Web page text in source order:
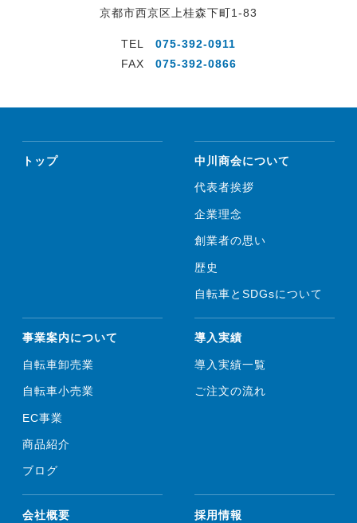
京都市西京区上桂森下町1-83
TEL
075-392-0911
FAX
075-392-0866
トップ 中川商会について
代表者挨拶
企業理念
創業者の思い
歴史
自転車とSDGsについて
事業案内について
自転車卸売業
自転車小売業
EC事業
商品紹介
ブログ
導入実績
導入実績一覧
ご注文の流れ
会社概要 採用情報